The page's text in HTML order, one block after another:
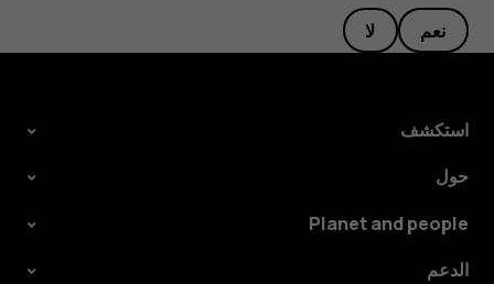
نعم لا
استكشف
حول
Planet and people
الدعم